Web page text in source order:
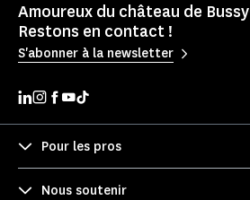
Amoureux du château de
Restons en contact !
S'abonner à la newsletter
Pour les pros
Nous soutenir